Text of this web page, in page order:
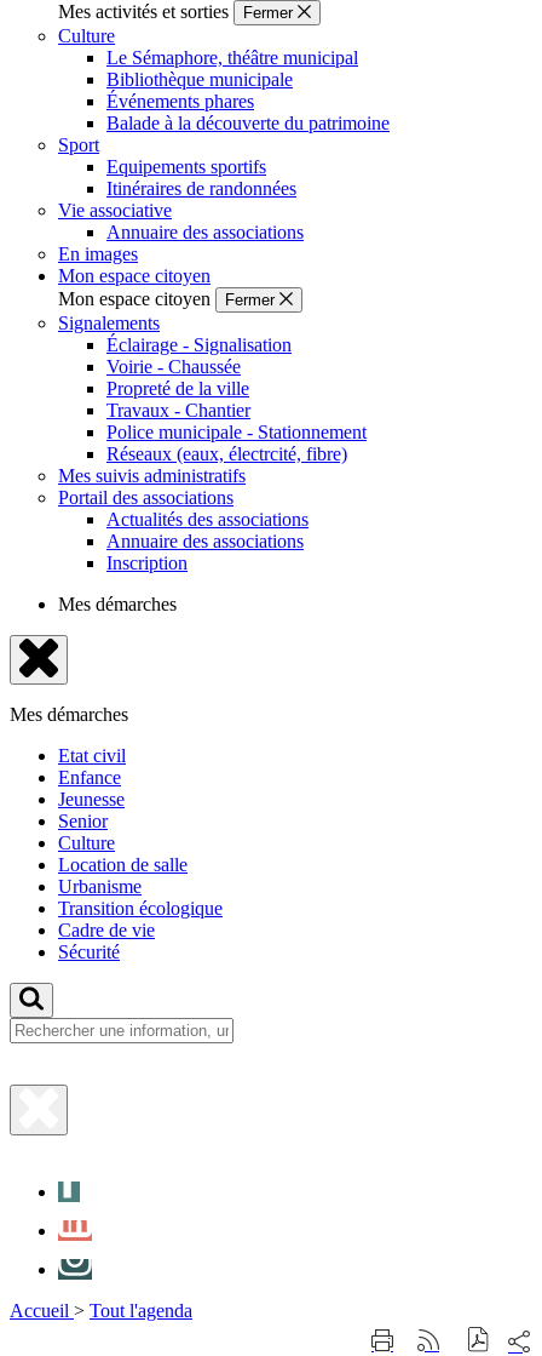
Mes activités et sorties
Fermer
Culture
Le Sémaphore, théâtre municipal
Bibliothèque municipale
Événements phares
Balade à la découverte du patrimoine
Sport
Equipements sportifs
Itinéraires de randonnées
Vie associative
Annuaire des associations
En images
Mon espace citoyen
Mon espace citoyen
Fermer
Signalements
Éclairage - Signalisation
Voirie - Chaussée
Propreté de la ville
Travaux - Chantier
Police municipale - Stationnement
Réseaux (eaux, électrcité, fibre)
Mes suivis administratifs
Portail des associations
Actualités des associations
Annuaire des associations
Inscription
Mes démarches
Fermer
le
menu
Mes démarches
Etat civil
Enfance
Jeunesse
Senior
Culture
Location de salle
Urbanisme
Transition écologique
Cadre de vie
Sécurité
Fermer
Accueil > Tout l'agenda
ImprimerGénérer